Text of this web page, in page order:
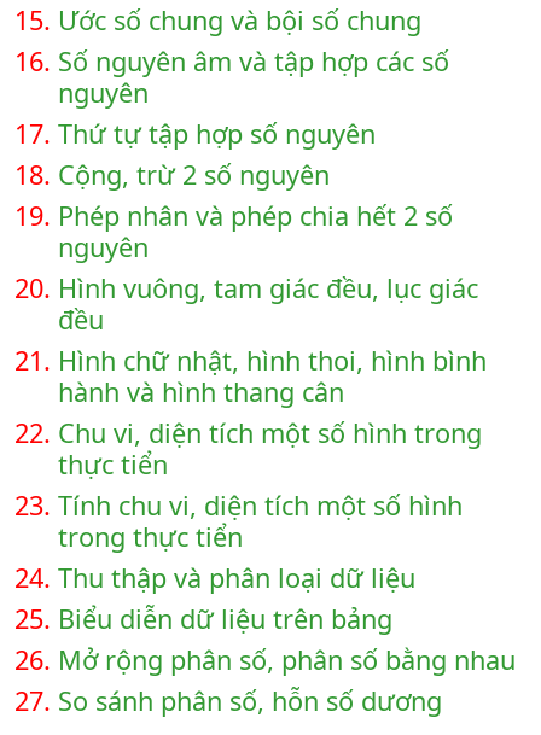
15. Ước số chung và bội số chung
16. Số nguyên âm và tập hợp các số
nguyên
17. Thứ tự tập hợp số nguyên
18. Cộng, trừ 2 số nguyên
19. Phép nhân và phép chia hết 2 số
nguyên
20. Hình vuông, tam giác đều, lục giác
đều
21. Hình chữ nhật, hình thoi, hình bình
hành và hình thang cân
22. Chu vi, diện tích một số hình trong
thực tiển
23. Tính chu vi, diện tích một số hình
trong thực tiển
24. Thu thập và phân loại dữ liệu
25. Biểu diễn dữ liệu trên bảng
26. Mở rộng phân số, phân số bằng nhau
27. So sánh phân số, hỗn số dương